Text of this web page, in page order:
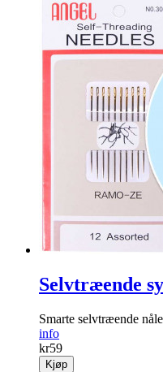
Selvtræende
Smarte selvtræende
info
kr59
Kjøp